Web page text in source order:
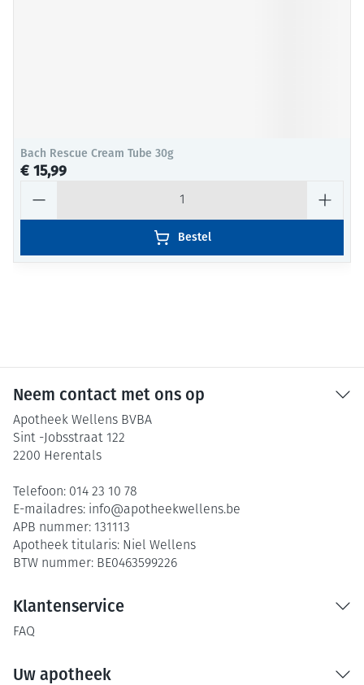
Bach Rescue Cream Tube 30g
€ 15,99
Bestel
Neem contact met ons op
Apotheek Wellens BVBA
Sint -Jobsstraat 122
2200 Herentals
Telefoon: 014 23 10 78
E-mailadres: info@apotheekwellens.be
APB nummer: 131113
Apotheek titularis: Niel Wellens
BTW nummer: BE0463599226
Klantenservice
FAQ
Uw apotheek